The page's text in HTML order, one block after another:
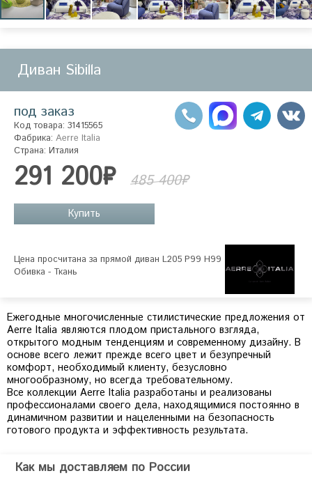
Диван Sibilla
под заказ
Код товара: 31415565
Фабрика: Aerre Italia
Страна: Италия
291 200₽ 485 400₽
Купить
Цена просчитана за прямой диван L205 P99 H99
Обивка - Ткань
Ежегодные многочисленные стилистические предложения от
Aerre Italia являются плодом пристального взгляда,
открытого модным тенденциям и современному дизайну. В
основе всего лежит прежде всего цвет и безупречный
комфорт, необходимый клиенту, безусловно
многообразному, но всегда требовательному.
Все коллекции Aerre Italia разработаны и реализованы
профессионалами своего дела, находящимися постоянно в
динамичном развитии и нацеленными на безопасность
Как мы доставляем по России